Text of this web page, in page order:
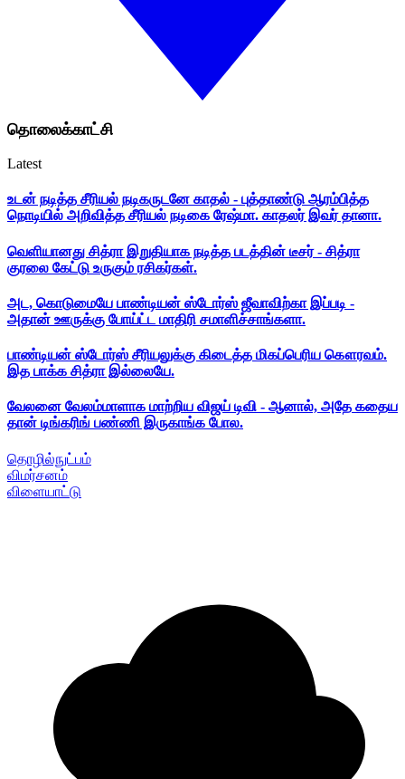
தொலைக்காட்சி
Latest
உடன் நடித்த சீரியல் நடிகருடனே காதல் - புத்தாண்டு ஆரம்பித்த
நொடியில் அறிவித்த சீரியல் நடிகை ரேஷ்மா. காதலர் இவர் தானா.
வெளியானது சித்ரா இறுதியாக நடித்த படத்தின் டீசர் - சித்ரா
குரலை கேட்டு உருகும் ரசிகர்கள்.
அட, கொடுமையே பாண்டியன் ஸ்டோர்ஸ் ஜீவாவிற்கா இப்படி -
அதான் ஊருக்கு போய்ட்ட மாதிரி சமாளிச்சாங்களா.
பாண்டியன் ஸ்டோர்ஸ் சீரியலுக்கு கிடைத்த மிகப்பெரிய கௌரவம்.
இத பாக்க சித்ரா இல்லையே.
வேலனை வேலம்மாளாக மாற்றிய விஜய் டிவி - ஆனால், அதே கதைய
தான் டிங்கரிங் பண்ணி இருகாங்க போல.
தொழில்நுட்பம்
விமர்சனம்
விளையாட்டு